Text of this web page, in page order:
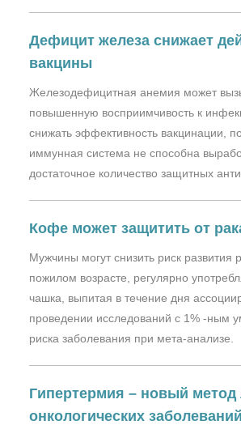
Дефицит железа снижает
вакцины
Железодефицитная анемия может
повышенную восприимчивость к
снижать эффективность вакцинации,
иммунная система не способна
достаточное количество защитных
Кофе может защитить от
Мужчины могут снизить риск развития
пожилом возрасте, регулярно
чашка, выпитая в течение дня
проведении исследований с 1% -ным
риска заболевания при мета-анализе.
Гипертермия – новый метод
онкологических